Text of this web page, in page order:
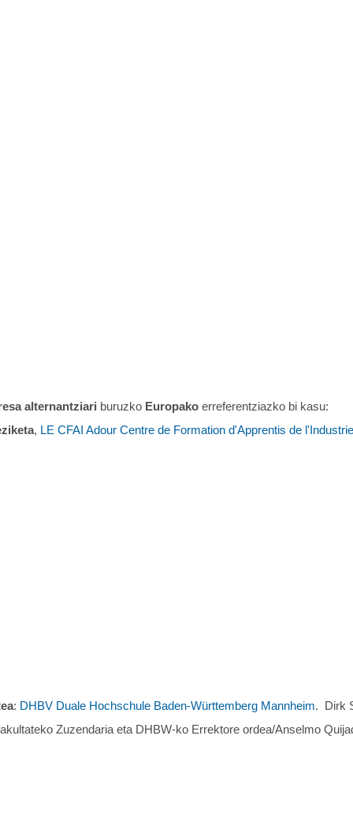
alternantziari buruzko Europako erreferentziazko bi kasu:
, LE CFAI Adour Centre de Formation d'Apprentis de l'Industrie
: DHBV Duale Hochschule Baden-Württemberg Mannheim. Dirk
Zuzendaria eta DHBW-ko Errektore ordea/Anselmo